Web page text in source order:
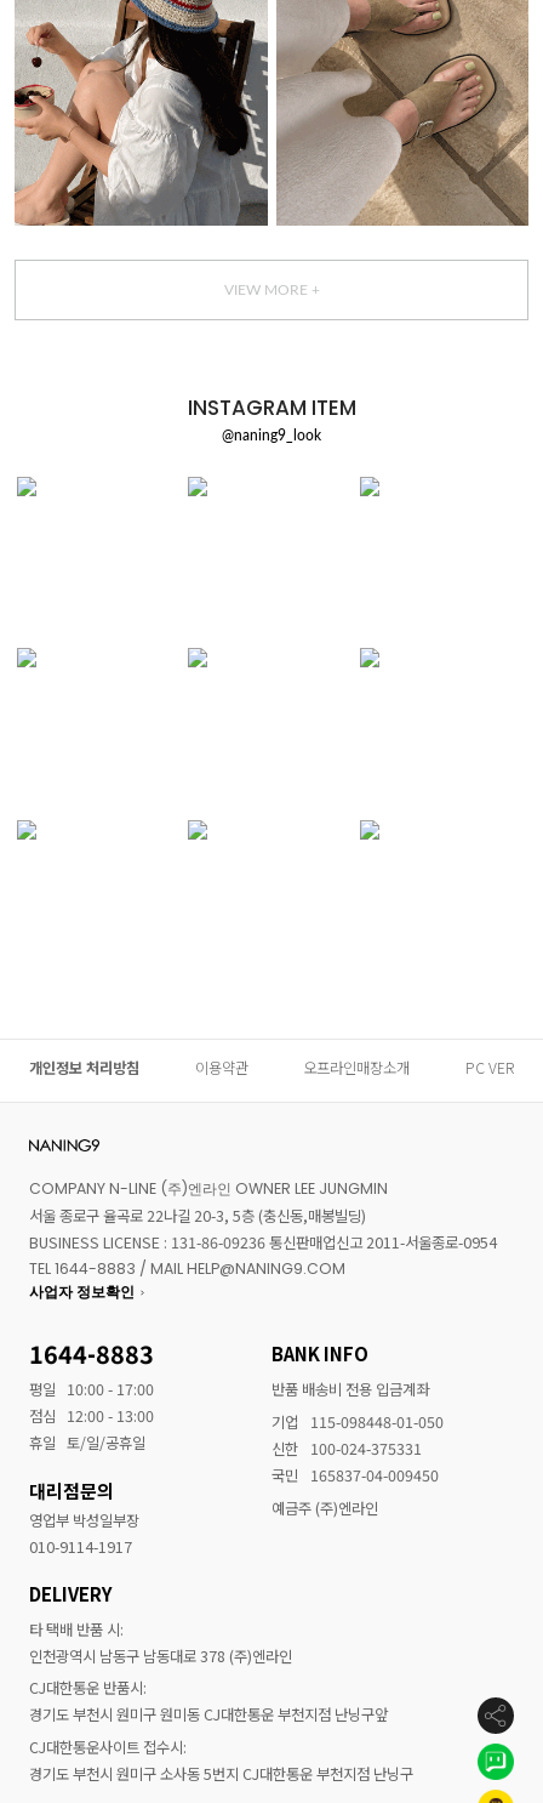
VIEW MORE +
INSTAGRAM ITEM
@naning9_look
개인정보 처리방침 이용약관 오프라인매장소개 PC VER
COMPANY N-LINE (주)엔라인 OWNER LEE JUNGMIN
서울 종로구 율곡로 22나길 20-3, 5층 (충신동,매봉빌딩)
BUSINESS LICENSE : 131-86-09236 통신판매업신고 2011-서울종로-0954
TEL 1644-8883 / MAIL HELP@NANING9.COM
사업자 정보확인
1644-8883
평일
10:00 - 17:00
점심
12:00 - 13:00
휴일 토/일/공휴일
대리점문의
영업부 박성일부장
010-9114-1917
BANK INFO
반품 배송비 전용 입금계좌
기업
115-098448-01-050
신한
100-024-375331
국민
165837-04-009450
예금주 (주)엔라인
DELIVERY
타 택배 반품 시:
인천광역시 남동구 남동대로 378 (주)엔라인
CJ대한통운 반품시:
경기도 부천시 원미구 원미동 CJ대한통운 부천지점 난닝구앞
CJ대한통운사이트 접수시:
경기도 부천시 원미구 소사동 5번지 CJ대한통운 부천지점 난닝구